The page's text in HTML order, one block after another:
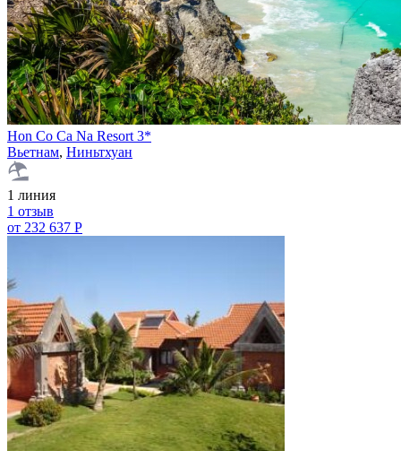
Hon Co Ca Na Resort 3*
Вьетнам, Ниньтхуан
1 линия
1 отзыв
от 232 637 Р